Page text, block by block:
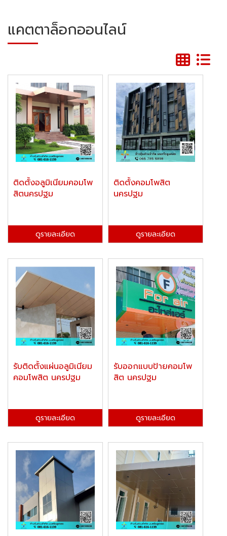
แคตตาล็อกออนไลน์
ติดตั้งอลูมิเนียมคอมโพ
สิตนครปฐม
ดูรายละเอียด
ติดตั้งคอมโพสิต
นครปฐม
ดูรายละเอียด
รับติดตั้งแผ่นอลูมิเนียม
คอมโพสิต นครปฐม
ดูรายละเอียด
รับออกแบบป้ายคอมโพ
สิต นครปฐม
ดูรายละเอียด